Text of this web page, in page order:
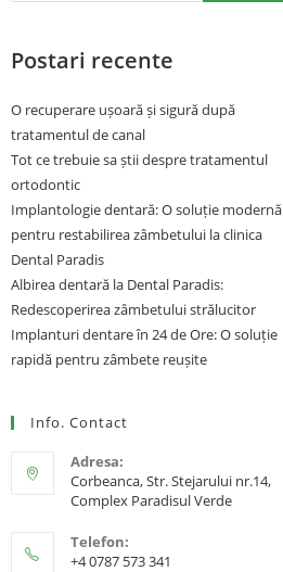
Postari recente
O recuperare ușoară și sigură după
tratamentul de canal
Tot ce trebuie sa știi despre tratamentul
ortodontic
Implantologie dentară: O soluție modernă
pentru restabilirea zâmbetului la clinica
Dental Paradis
Albirea dentară la Dental Paradis:
Redescoperirea zâmbetului strălucitor
Implanturi dentare în 24 de Ore: O soluție
rapidă pentru zâmbete reușite
Info. Contact
Adresa:
Corbeanca, Str. Stejarului nr.14,
Complex Paradisul Verde
Telefon:
+4 0787 573 341